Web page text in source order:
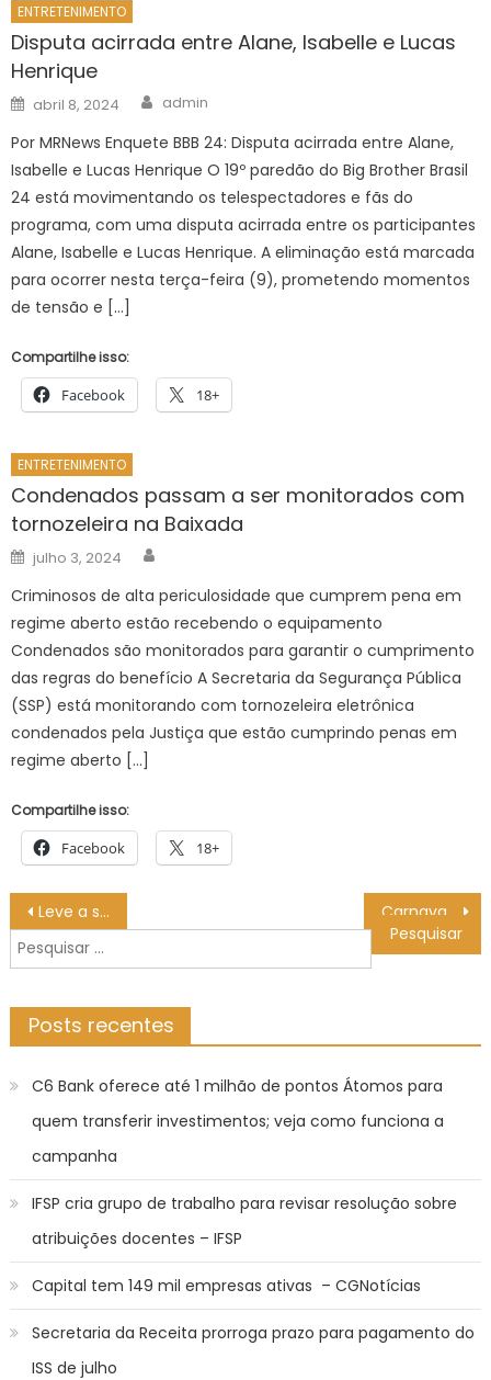
ENTRETENIMENTO
Disputa acirrada entre Alane, Isabelle e Lucas
Henrique
Posted
on
abril 8, 2024 Author
admin
Por MRNews Enquete BBB 24: Disputa acirrada entre Alane,
Isabelle e Lucas Henrique O 19º paredão do Big Brother Brasil
24 está movimentando os telespectadores e fãs do
programa, com uma disputa acirrada entre os participantes
Alane, Isabelle e Lucas Henrique. A eliminação está marcada
para ocorrer nesta terça-feira (9), prometendo momentos
de tensão e […]
Compartilhe isso:
Facebook 18+
ENTRETENIMENTO
Condenados passam a ser monitorados com
tornozeleira na Baixada
Posted
on
julho 3, 2024
Criminosos de alta periculosidade que cumprem pena em
regime aberto estão recebendo o equipamento
Condenados são monitorados para garantir o cumprimento
das regras do benefício A Secretaria da Segurança Pública
(SSP) está monitorando com tornozeleira eletrônica
condenados pela Justiça que estão cumprindo penas em
regime aberto […]
Compartilhe isso:
Facebook 18+
Navegação
de
Post
Leve a saúde junto no bloco! Confira dicas importantes da Secretaria de Saúde de Mato Grosso do Sul
Pesquisar
por:
Posts recentes
C6 Bank oferece até 1 milhão de pontos Átomos para
quem transferir investimentos; veja como funciona a
campanha
IFSP cria grupo de trabalho para revisar resolução sobre
atribuições docentes – IFSP
Capital tem 149 mil empresas ativas – CGNotícias
Secretaria da Receita prorroga prazo para pagamento do
ISS de julho